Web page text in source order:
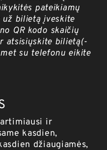
pateikiamų
bilietą įveskite
QR kodo skaičių
atsisiųskite bilietą(-
su telefonu eikite
ir
kasdien,
džiaugiamės,